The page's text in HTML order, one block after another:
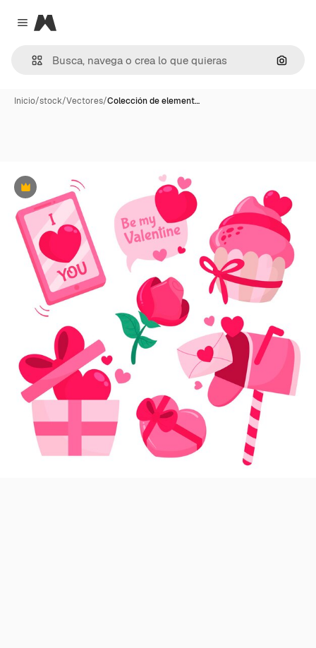
Close menu
Magnific
Inicio/stock/Vectores/Colección de element…
Premium